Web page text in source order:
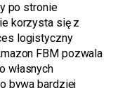
po stronie
korzysta się z
logistyczny
FBM pozwala
własnych
bywa bardziej